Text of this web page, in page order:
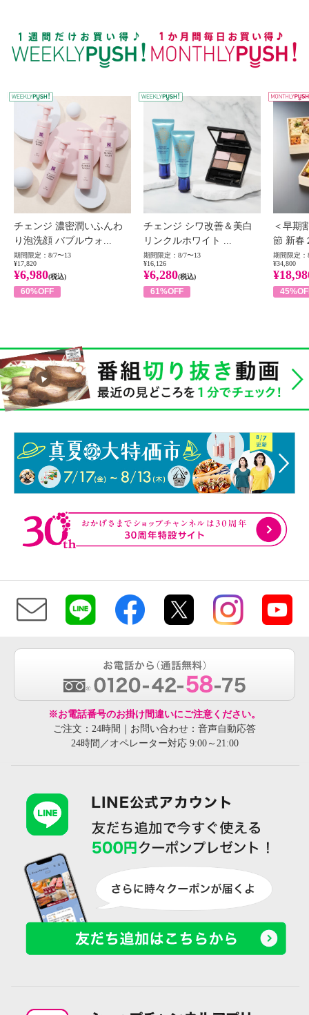
WEEKLY PUSH
チェンジ 濃密潤いふんわ
り泡洗顔 バブルウォ...
期間限定：8/7〜13
¥17,820
¥6,980(税込)
60%OFF
チェンジ シワ改善＆美白
リンクルホワイト ...
期間限定：8/7〜13
¥16,126
¥6,280(税込)
61%OFF
＜早期
節 新春
期間限定：
¥34,800
※お電話番号のお掛け間違いにご注意ください。
ご注文：24時間｜お問い合わせ：音声自動応答
24時間／オペレーター対応 9:00～21:00